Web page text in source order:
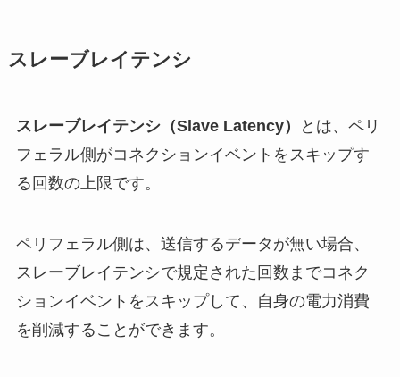
スレーブレイテンシ
スレーブレイテンシ（Slave Latency）
とは、ペリ
フェラル側がコネクションイベントをスキップす
る回数の上限です。
ペリフェラル側は、送信するデータが無い場合、
スレーブレイテンシで規定された回数までコネク
ションイベントをスキップして、自身の電力消費
を削減することができます。